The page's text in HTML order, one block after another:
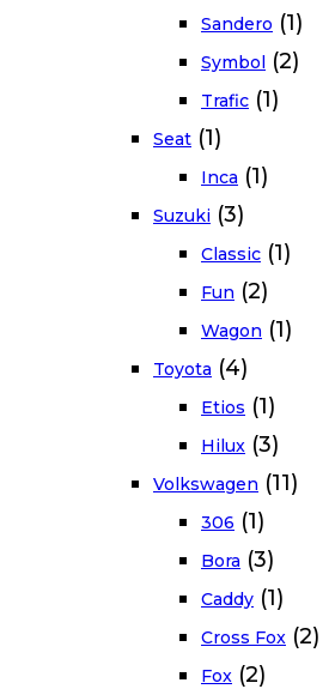
Sandero (1)
Symbol (2)
Trafic (1)
Seat (1)
Inca (1)
Suzuki (3)
Classic (1)
Fun (2)
Wagon (1)
Toyota (4)
Etios (1)
Hilux (3)
Volkswagen (11)
306 (1)
Bora (3)
Caddy (1)
Cross Fox (2)
Fox (2)